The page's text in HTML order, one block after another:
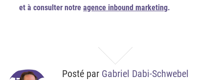
et à consulter notre agence inbound marketing.
Posté par Gabriel Dabi-Schwebel